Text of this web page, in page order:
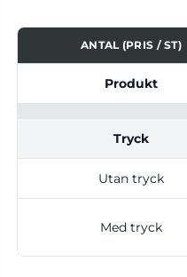
ANTAL (PRIS / ST)
Produkt
Tryck
Utan tryck
Med tryck